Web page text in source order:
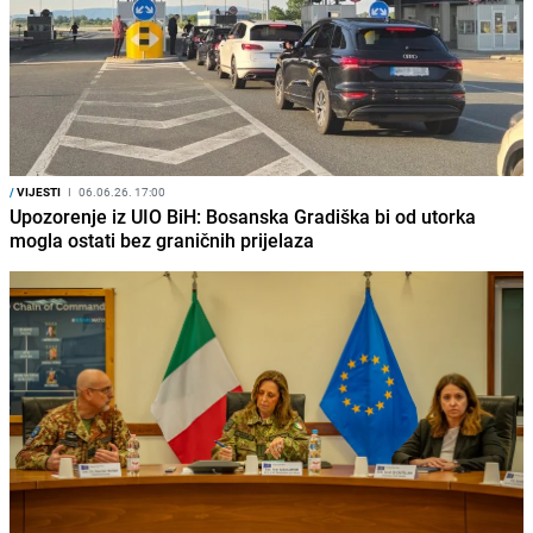
/VIJESTI I 06.06.26. 17:00
Upozorenje iz UIO BiH: Bosanska Gradiška bi od utorka
mogla ostati bez graničnih prijelaza